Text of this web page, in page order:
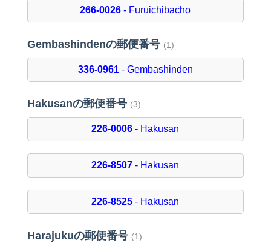
266-0026 - Furuichibacho
Gembashindenの郵便番号 (1)
336-0961- Gembashinden
Hakusanの郵便番号 (3)
226-0006 - Hakusan
226-8507 - Hakusan
226-8525 - Hakusan
Harajukuの郵便番号 (1)